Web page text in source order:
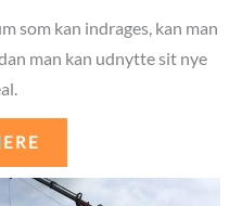
som kan indrages, kan man
man kan udnytte sit nye